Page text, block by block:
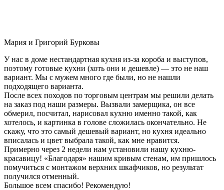
Мария и Григорий Бурковы
У нас в доме нестандартная кухня из-за короба и выступов,
поэтому готовые кухни (хоть они и дешевле) — это не наш
вариант. Мы с мужем много где были, но не нашли
подходящего варианта.
После всех походов по торговым центрам мы решили делать
на заказ под наши размеры. Вызвали замерщика, он все
обмерил, посчитал, нарисовал кухню именно такой, как
хотелось, и картинка в голове сложилась окончательно. Не
скажу, что это самый дешевый вариант, но кухня идеально
вписалась и цвет выбрала такой, как мне нравится.
Примерно через 2 недели нам установили нашу кухню-
красавицу! «Благодаря» нашим кривым стенам, им пришлось
помучиться с монтажом верхних шкафчиков, но результат
получился отменный.
Большое всем спасибо! Рекомендую!